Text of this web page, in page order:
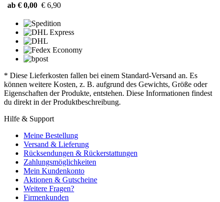
ab € 0,00 € 6,90
* Diese Lieferkosten fallen bei einem Standard-Versand an. Es
können weitere Kosten, z. B. aufgrund des Gewichts, Größe oder
Eigenschaften der Produkte, entstehen. Diese Informationen findest
du direkt in der Produktbeschreibung.
Hilfe & Support
Meine Bestellung
Versand & Lieferung
Rücksendungen & Rückerstattungen
Zahlungsmöglichkeiten
Mein Kundenkonto
Aktionen & Gutscheine
Weitere Fragen?
Firmenkunden